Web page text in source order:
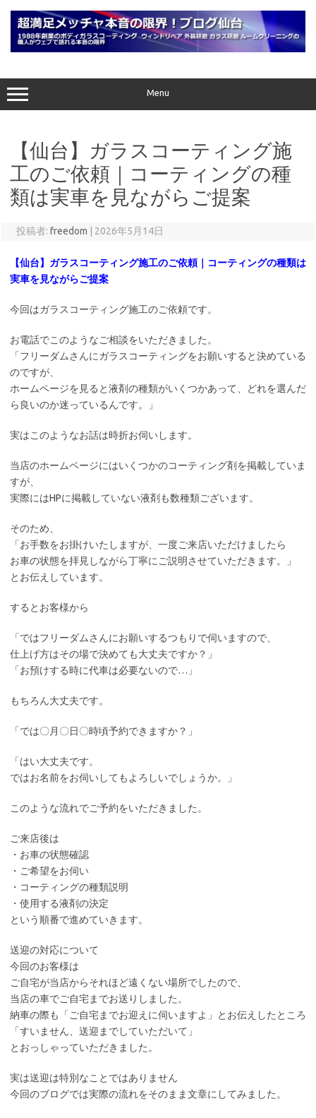
プ
Menu
【仙台】ガラスコーティング施
工のご依頼｜コーティングの種
類は実車を見ながらご提案
投稿者: freedom 2026年5月14日
【仙台】ガラスコーティング施工のご依頼｜コーティングの種類は
実車を見ながらご提案
今回はガラスコーティング施工のご依頼です。
お電話でこのようなご相談をいただきました。
「フリーダムさんにガラスコーティングをお願いすると決めている
のですが、
ホームページを見ると液剤の種類がいくつかあって、どれを選んだ
ら良いのか迷っているんです。」
実はこのようなお話は時折お伺いします。
当店のホームページにはいくつかのコーティング剤を掲載していま
すが、
実際にはHPに掲載していない液剤も数種類ございます。
そのため、
「お手数をお掛けいたしますが、一度ご来店いただけましたら
お車の状態を拝見しながら丁寧にご説明させていただきます。」
とお伝えしています。
するとお客様から
「ではフリーダムさんにお願いするつもりで伺いますので、
仕上げ方はその場で決めても大丈夫ですか？」
「お預けする時に代車は必要ないので…」
もちろん大丈夫です。
「では〇月〇日〇時頃予約できますか？」
「はい大丈夫です。
ではお名前をお伺いしてもよろしいでしょうか。」
このような流れでご予約をいただきました。
ご来店後は
・お車の状態確認
・ご希望をお伺い
・コーティングの種類説明
・使用する液剤の決定
という順番で進めていきます。
送迎の対応について
今回のお客様は
ご自宅が当店からそれほど遠くない場所でしたので、
当店の車でご自宅までお送りしました。
納車の際も「ご自宅までお迎えに伺いますよ」とお伝えしたところ
「すいません、送迎までしていただいて」
とおっしゃっていただきました。
実は送迎は特別なことではありません
今回のブログでは実際の流れをそのまま文章にしてみました。